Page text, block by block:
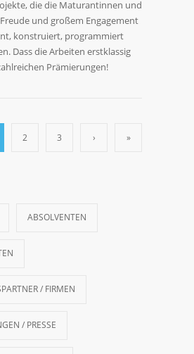
die die Maturantinnen und
und großem Engagement
konstruiert, programmiert
Dass die Arbeiten erstklassig
Prämierungen!
2 3 › »
ABSOLVENTEN
/ FIRMEN
/ PRESSE